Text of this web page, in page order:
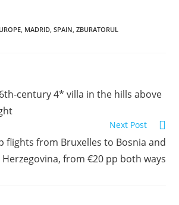
, MADRID, SPAIN, ZBURATORUL
century 4* villa in the hills above
Next Post
flights from Bruxelles to Bosnia and
Herzegovina, from €20 pp both ways